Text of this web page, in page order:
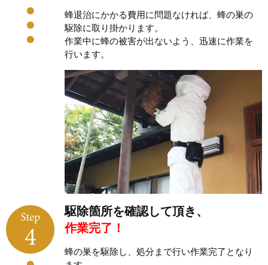
蜂退治にかかる費用に問題なければ、蜂の巣の
駆除に取り掛かります。
作業中に蜂の被害が出ないよう、迅速に作業を
行います。
駆除箇所を確認して頂き、
作業完了！
蜂の巣を駆除し、処分まで行い作業完了となり